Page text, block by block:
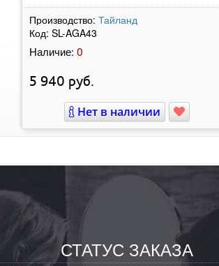
Производство: Тайланд
Код: SL-AGA43
Наличие: 0
5 940 руб.
Нет в наличии
СТАТУС ЗАКАЗА